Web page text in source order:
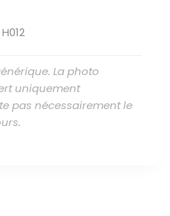
La photo
uniquement
pas nécessairement le